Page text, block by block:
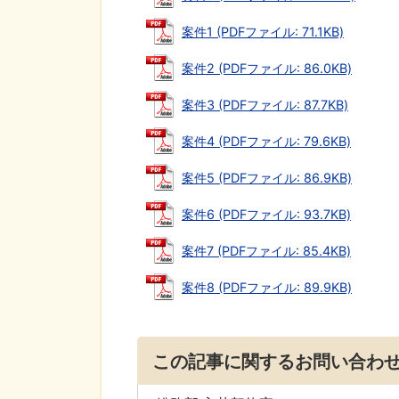
案件1 (PDFファイル: 71.1KB)
案件2 (PDFファイル: 86.0KB)
案件3 (PDFファイル: 87.7KB)
案件4 (PDFファイル: 79.6KB)
案件5 (PDFファイル: 86.9KB)
案件6 (PDFファイル: 93.7KB)
案件7 (PDFファイル: 85.4KB)
案件8 (PDFファイル: 89.9KB)
この記事に関するお問い合わ